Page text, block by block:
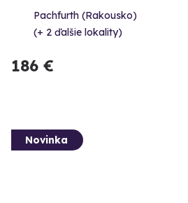
Pachfurth (Rakousko)
(+ 2 ďalšie lokality)
186 €
Novinka